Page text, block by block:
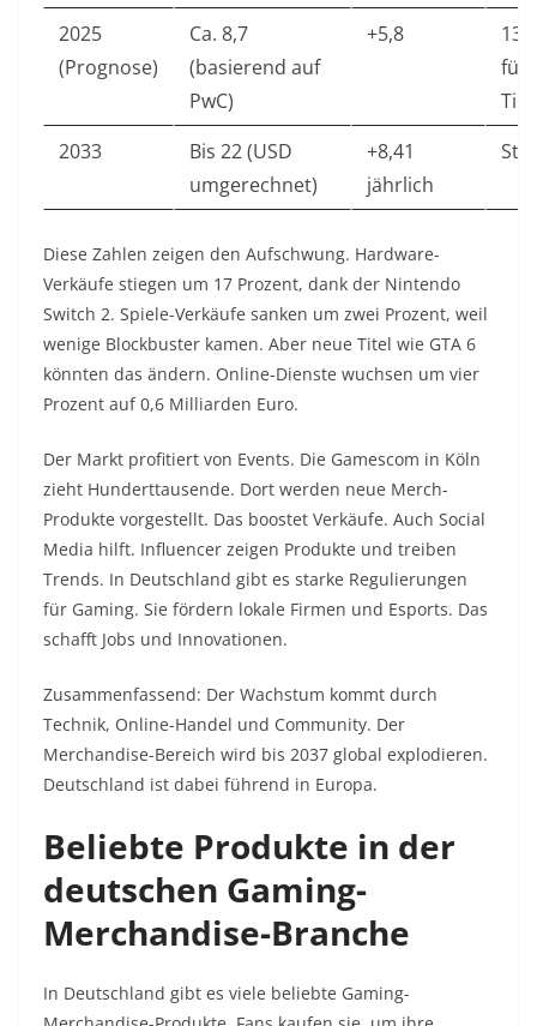
2025
(Prognose)
Ca. 8,7
(basierend auf
PwC)
+5,8
für
2033
Bis 22 (USD
umgerechnet)
+8,41
jährlich
Diese Zahlen zeigen den Aufschwung. Hardware-
Verkäufe stiegen um 17 Prozent, dank der Nintendo
Switch 2. Spiele-Verkäufe sanken um zwei Prozent, weil
wenige Blockbuster kamen. Aber neue Titel wie GTA 6
könnten das ändern. Online-Dienste wuchsen um vier
Prozent auf 0,6 Milliarden Euro.
Der Markt profitiert von Events. Die Gamescom in Köln
zieht Hunderttausende. Dort werden neue Merch-
Produkte vorgestellt. Das boostet Verkäufe. Auch Social
Media hilft. Influencer zeigen Produkte und treiben
Trends. In Deutschland gibt es starke Regulierungen
für Gaming. Sie fördern lokale Firmen und Esports. Das
schafft Jobs und Innovationen.
Zusammenfassend: Der Wachstum kommt durch
Technik, Online-Handel und Community. Der
Merchandise-Bereich wird bis 2037 global explodieren.
Deutschland ist dabei führend in Europa.
Beliebte Produkte in der
deutschen Gaming-
Merchandise-Branche
In Deutschland gibt es viele beliebte Gaming-